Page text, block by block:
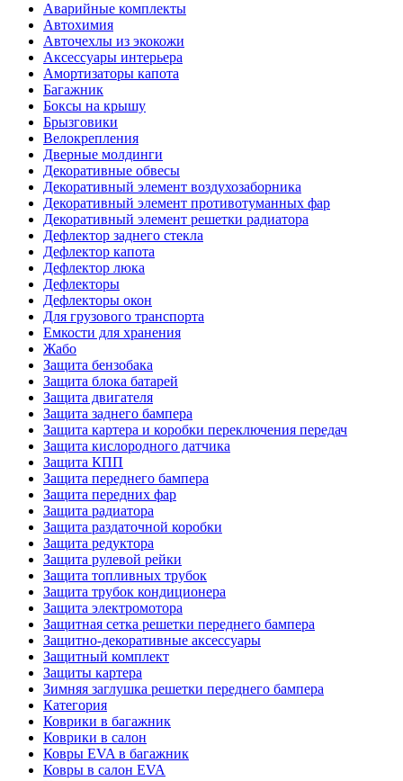
Аварийные комплекты
Автохимия
Авточехлы из экокожи
Аксессуары интерьера
Амортизаторы капота
Багажник
Боксы на крышу
Брызговики
Велокрепления
Дверные молдинги
Декоративные обвесы
Декоративный элемент воздухозаборника
Декоративный элемент противотуманных фар
Декоративный элемент решетки радиатора
Дефлектор заднего стекла
Дефлектор капота
Дефлектор люка
Дефлекторы
Дефлекторы окон
Для грузового транспорта
Емкости для хранения
Жабо
Защита бензобака
Защита блока батарей
Защита двигателя
Защита заднего бампера
Защита картера и коробки переключения передач
Защита кислородного датчика
Защита КПП
Защита переднего бампера
Защита передних фар
Защита радиатора
Защита раздаточной коробки
Защита редуктора
Защита рулевой рейки
Защита топливных трубок
Защита трубок кондиционера
Защита электромотора
Защитная сетка решетки переднего бампера
Защитно-декоративные аксессуары
Защитный комплект
Защиты картера
Зимняя заглушка решетки переднего бампера
Категория
Коврики в багажник
Коврики в салон
Ковры EVA в багажник
Ковры в салон EVA